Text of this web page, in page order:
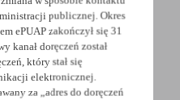
komunikatów mediów
Program Inwestycji
Grodziskiego, a także
którego dysponentem
publicznej. Okres
ePUAP zakończył się 31
kanał doręczeń został
który stał się
elektronicznej.
za „adres do doręczeń